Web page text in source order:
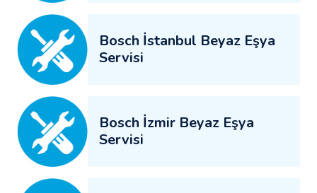
Bosch İstanbul Beyaz Eşya
Servisi
Bosch İzmir Beyaz Eşya
Servisi